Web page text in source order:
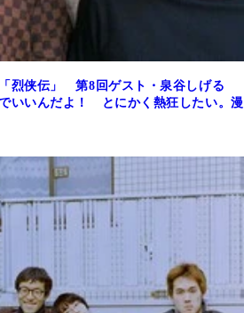
烈侠伝」 第8回ゲスト・泉谷しげる
でいいんだよ！ とにかく熱狂したい。漫